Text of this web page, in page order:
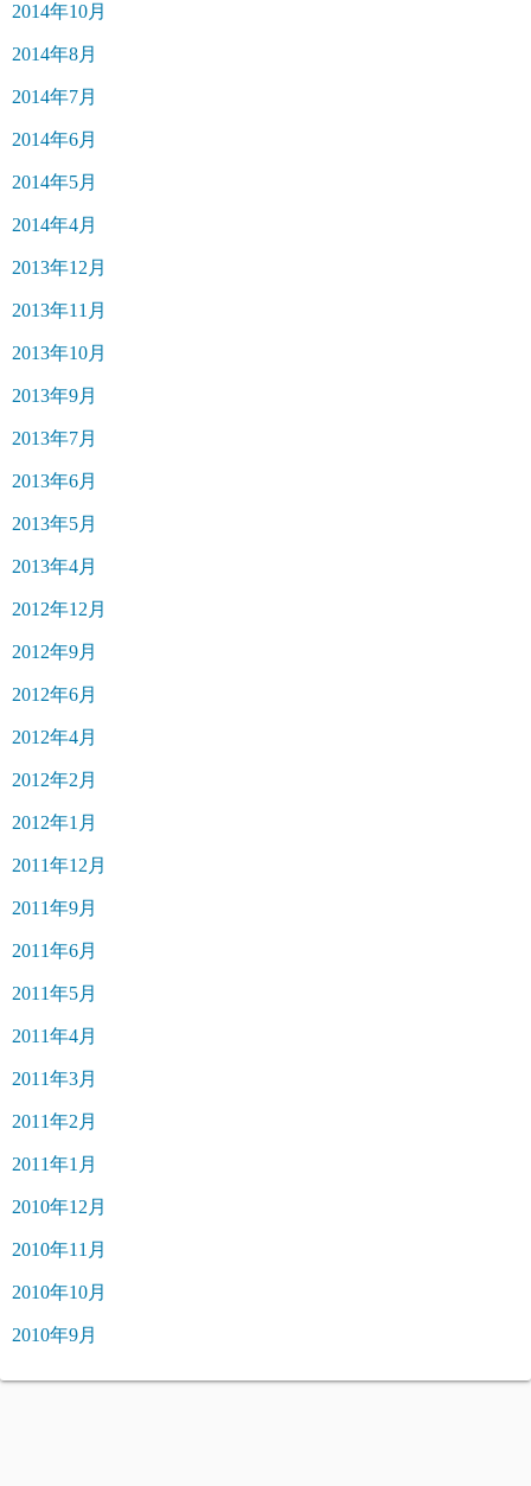
2014年10月
2014年8月
2014年7月
2014年6月
2014年5月
2014年4月
2013年12月
2013年11月
2013年10月
2013年9月
2013年7月
2013年6月
2013年5月
2013年4月
2012年12月
2012年9月
2012年6月
2012年4月
2012年2月
2012年1月
2011年12月
2011年9月
2011年6月
2011年5月
2011年4月
2011年3月
2011年2月
2011年1月
2010年12月
2010年11月
2010年10月
2010年9月